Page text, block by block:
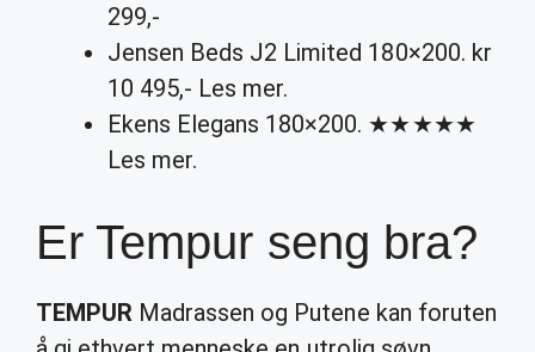
299,-
Jensen Beds J2 Limited 180×200. kr
10 495,- Les mer.
Ekens Elegans 180×200. ★★★★★
Les mer.
Er Tempur seng bra?
TEMPUR Madrassen og Putene kan foruten